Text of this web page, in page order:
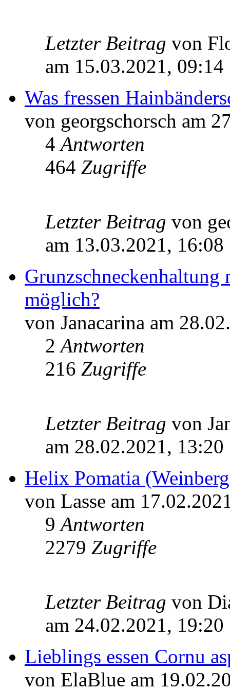
Letzter Beitrag von
am 15.03.2021, 09:14
Was fressen
von georgschorsch am
4Antworten
464 Zugriffe
Letzter Beitrag von
am 13.03.2021, 16:08
Grunzschneckenhaltung
möglich?
von Janacarina am
2Antworten
216 Zugriffe
Letzter Beitrag von
am 28.02.2021, 13:20
Helix Pomatia
von Lasse am
9Antworten
2279 Zugriffe
Letzter Beitrag von
am 24.02.2021, 19:20
Lieblings essen Cornu
von ElaBlue am